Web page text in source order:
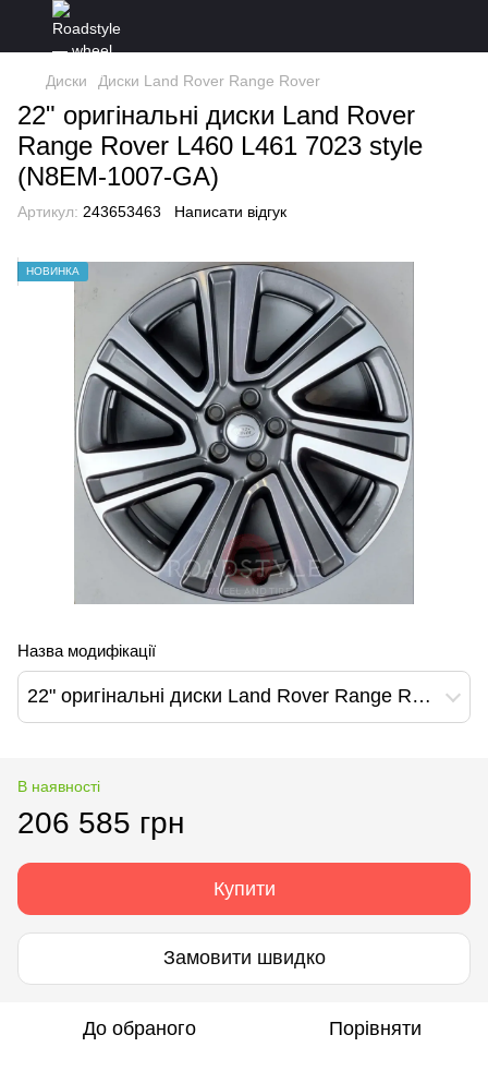
Диски Диски Land Rover Range Rover
22" оригінальні диски Land Rover
Range Rover L460 L461 7023 style
(N8EM-1007-GA)
Артикул: 243653463 Написати відгук
НОВИНКА
Назва модифікації
22" оригінальні диски Land Rover Range Rover L460 L461 7023 style (N8EM-1007-GA)
В наявності
206 585 грн
Купити
Замовити швидко
До обраного Порівняти